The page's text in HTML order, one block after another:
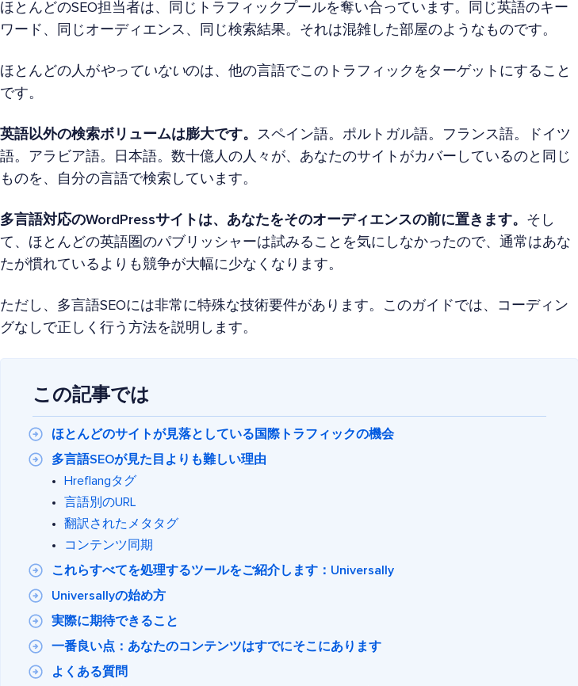
ほとんどのSEO担当者は、同じトラフィックプールを奪い合っています。同じ英語のキー
ワード、同じオーディエンス、同じ検索結果。それは混雑した部屋のようなものです。
ほとんどの人がやっていないのは、他の言語でこのトラフィックをターゲットにすること
です。
英語以外の検索ボリュームは膨大です。 スペイン語。ポルトガル語。フランス語。ドイツ
語。アラビア語。日本語。数十億人の人々が、あなたのサイトがカバーしているのと同じ
ものを、自分の言語で検索しています。
多言語対応のWordPressサイトは、あなたをそのオーディエンスの前に置きます。 そし
て、ほとんどの英語圏のパブリッシャーは試みることを気にしなかったので、通常はあな
たが慣れているよりも競争が大幅に少なくなります。
ただし、多言語SEOには非常に特殊な技術要件があります。このガイドでは、コーディン
グなしで正しく行う方法を説明します。
この記事では
ほとんどのサイトが見落としている国際トラフィックの機会
多言語SEOが見た目よりも難しい理由
Hreflangタグ
言語別のURL
翻訳されたメタタグ
コンテンツ同期
これらすべてを処理するツールをご紹介します：Universally
Universallyの始め方
実際に期待できること
一番良い点：あなたのコンテンツはすでにそこにあります
よくある質問